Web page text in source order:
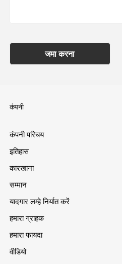
जमा करना
कंपनी
कंपनी परिचय
इतिहास
कारखाना
सम्मान
यादगार लम्हे निर्यात करें
हमारा ग्राहक
हमारा फायदा
वीडियो